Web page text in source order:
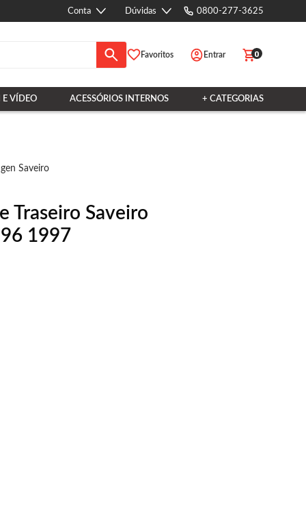
Conta Dúvidas 0800-277-3625
Favoritos Entrar 0
E VÍDEO ACESSÓRIOS INTERNOS + CATEGORIAS
Saveiro
Traseiro Saveiro
1997